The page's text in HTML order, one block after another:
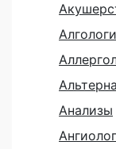
Анализы